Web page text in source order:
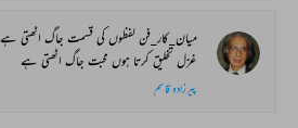
میان_کار_فن لفظوں کی قسمت جاگ اٹھتی ہے
غزل تخلیق کرتا ہوں محبت جاگ اٹھتی ہے
پیرزادہ قاسم